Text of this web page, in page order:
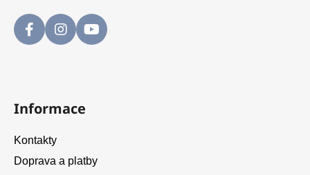
Informace
Kontakty
Doprava a platby